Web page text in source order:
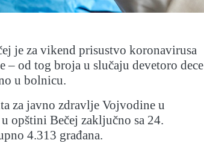
je za vikend prisustvo koronavirusa
– od tog broja u slučaju devetoro dece
u bolnicu.
za javno zdravlje Vojvodine u
opštini Bečej zaključno sa 24.
4.313 građana.